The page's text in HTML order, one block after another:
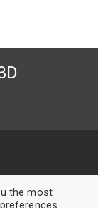
the most